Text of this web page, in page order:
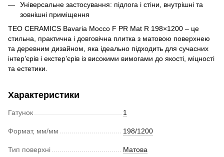
Універсальне застосування: підлога і стіни, внутрішні та
зовнішні приміщення
TEO CERAMICS Bavaria Mocco F PR Mat R 198×1200 – це
стильна, практична і довговічна плитка з матовою поверхнею
та деревним дизайном, яка ідеально підходить для сучасних
інтер’єрів і екстер’єрів із високими вимогами до якості, міцності
та естетики.
Характеристики
Гатунок 1
Формат, мм/мм 198/1200
Тип поверхні Матова